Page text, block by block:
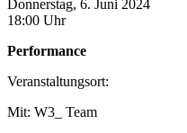
Donnerstag, 6. Juni 2024
18:00 Uhr
Performance
Veranstaltungsort:
Mit: W3_ Team